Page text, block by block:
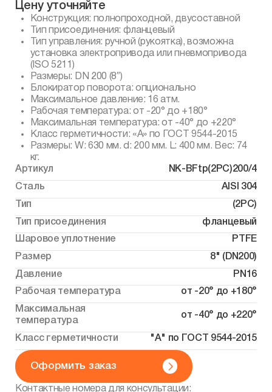
Цену уточняйте
Конструкция: полнопроходной, двусоставной
Тип присоединения: фланцевый
Тип управления: ручной (рукоятка), возможна
установка электропривода или пневмопривода
(ISO 5211)
Размеры: DN 200 (8″)
Блокиратор поворота: опционально
Максимальное давление: 16 атм.
Рабочая температура: от -20° до +180°
Максимальная температура: от -40° до +220°
Класс герметичности: «А» по ГОСТ 9544-2015
Размеры: W: 630 мм. d: 200 мм. L: 400 мм. Вес: 74
кг.
Артикул
NK-BFtp(2PC)200/4
Сталь
AISI 304
Тип
(2PC)
Тип присоединения
фланцевый
Шаровое уплотнение
PTFE
Размер
8" (DN200)
Давление
PN16
Рабочая температура
от -20° до +180°
Максимальная
температура
от -40° до +220°
Класс герметичности "А" по ГОСТ 9544-2015
Оформить заказ
Контактные номера для консультации: